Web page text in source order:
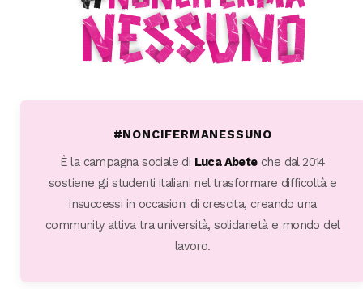
#NONCIFERMANESSUNO
È la campagna sociale di Luca Abeteche dal 2014
sostiene gli studenti italiani nel trasformare difficoltà e
insuccessi in occasioni di crescita, creando una
community attiva tra università, solidarietà e mondo del
lavoro.